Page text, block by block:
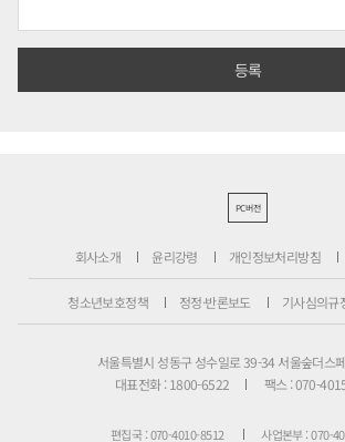
PC버전
회사소개 윤리강령 개인정보처리방침
청소년보호정책 정정·반론보도 기사심의규
서울특별시 성동구 성수일로 39-34 서울숲더스
대표전화 : 1800-6522
팩스 : 070-
편집국 : 070-4010-8512 사업본부 : 070-